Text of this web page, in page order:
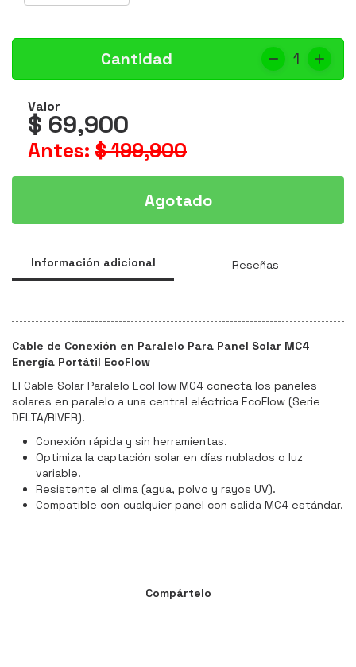
Cantidad 1
Valor
$ 69,900
Antes: $ 199,900
Agotado
Información adicional Reseñas
Cable de Conexión en Paralelo Para Panel Solar MC4
Energía Portátil EcoFlow
El Cable Solar Paralelo EcoFlow MC4 conecta los paneles
solares en paralelo a una central eléctrica EcoFlow (Serie
DELTA/RIVER).
Conexión rápida y sin herramientas.
Optimiza la captación solar en días nublados o luz
variable.
Resistente al clima (agua, polvo y rayos UV).
Compatible con cualquier panel con salida MC4 estándar.
Compártelo